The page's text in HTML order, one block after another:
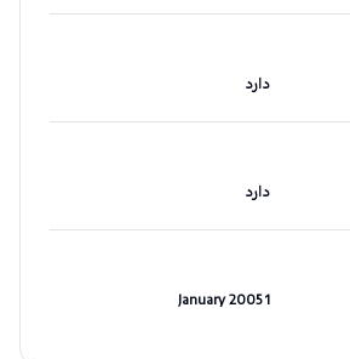
دارد
دارد
1 January 2005